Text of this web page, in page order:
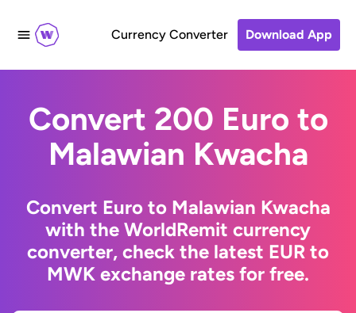
Currency Converter Download App
Convert 200 Euro to
Malawian Kwacha
Convert Euro to Malawian Kwacha
with the WorldRemit currency
converter, check the latest EUR to
MWK exchange rates for free.